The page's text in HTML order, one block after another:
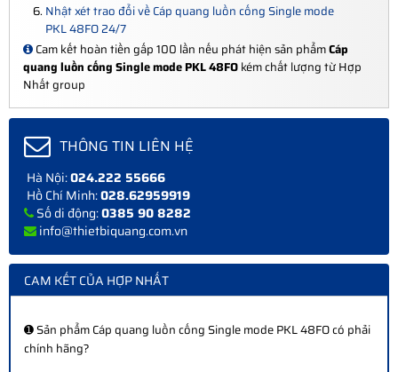
Nhật xét trao đổi về Cáp quang luồn cống Single mode
PKL 48FO 24/7
Cam kết hoàn tiền gấp 100 lần nếu phát hiện sản phẩmCáp
quang luồn cống Single mode PKL 48FOkém chất lượng từ Hợp
Nhất group
THÔNG TIN LIÊN HỆ
Hà Nội:024.222 55666
Hồ Chí Minh:028.62959919
Số di động:0385 90 8282
info@thietbiquang.com.vn
CAM KẾT CỦA HỢP NHẤT
➊ Sản phẩm Cáp quang luồn cống Single mode PKL 48FO có phải
chính hãng?